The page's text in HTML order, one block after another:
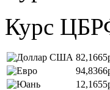
Курс